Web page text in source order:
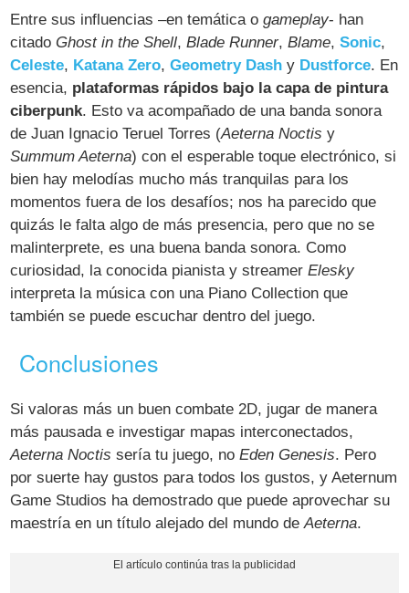
Entre sus influencias –en temática ogameplay- han
citadoGhost in the Shell,Blade Runner,Blame,Sonic,
Celeste, Katana Zero,Geometry Dash y Dustforce. En
esencia, plataformas rápidos bajo la capa de pintura
ciberpunk. Esto va acompañado de una banda sonora
de Juan Ignacio Teruel Torres (Aeterna Noctis y
Summum Aeterna) con el esperable toque electrónico, si
bien hay melodías mucho más tranquilas para los
momentos fuera de los desafíos; nos ha parecido que
quizás le falta algo de más presencia, pero que no se
malinterprete, es una buena banda sonora. Como
curiosidad, la conocida pianista y streamerElesky
interpreta la música con una Piano Collection que
también se puede escuchar dentro del juego.
Conclusiones
Si valoras más un buen combate 2D, jugar de manera
más pausada e investigar mapas interconectados,
Aeterna Noctis sería tu juego, noEden Genesis. Pero
por suerte hay gustos para todos los gustos, y Aeternum
Game Studios ha demostrado que puede aprovechar su
maestría en un título alejado del mundo deAeterna.